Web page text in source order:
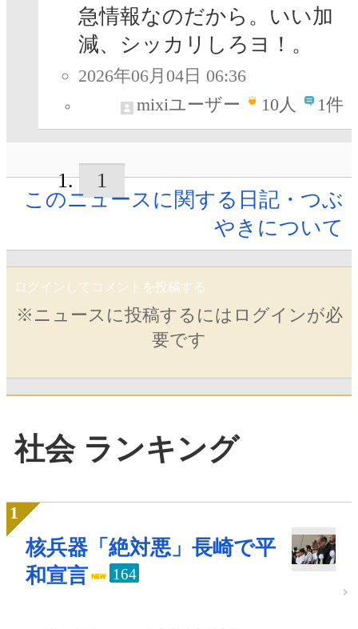
急情報なのだから。いい加
減、シッカリしろヨ！。
2026年06月04日 06:36
mixiユーザー
10人 1件
1
このニュースに関する日記・つぶ
やきについて
ログインしてコメントを投稿する
※ニュースに投稿するにはログインが必
要です
社会 ランキング
核兵器「絶対悪」長崎で平
和宣言
164